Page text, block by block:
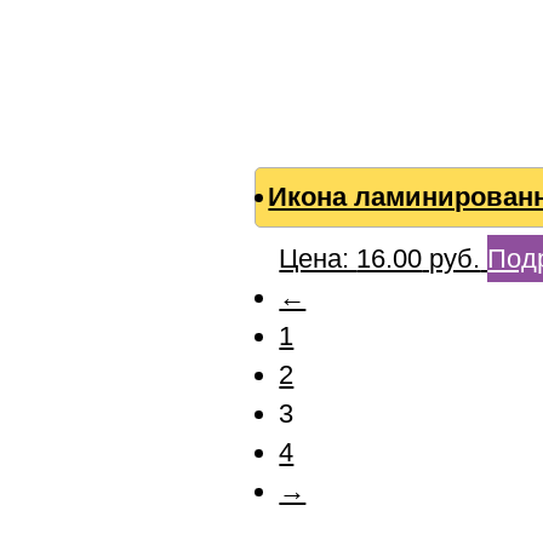
Икона
Цена: 16.00 руб.
←
1
2
3
4
→